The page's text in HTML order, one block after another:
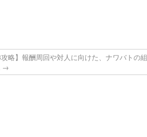
略】報酬周回や対人に向けた、ナワバトの組
→